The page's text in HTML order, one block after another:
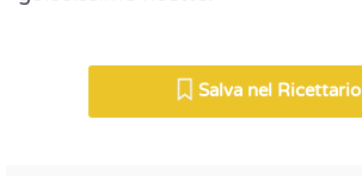
Salva nel Ricettario